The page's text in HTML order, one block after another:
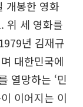
개봉한 영화
위 세 영화를
년 김재규
대한민국에
열망하는 ‘민
이어지는 이